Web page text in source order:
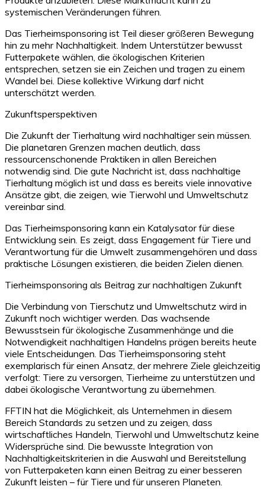
systemischen Veränderungen führen.
Das Tierheimsponsoring ist Teil dieser größeren Bewegung
hin zu mehr Nachhaltigkeit. Indem Unterstützer bewusst
Futterpakete wählen, die ökologischen Kriterien
entsprechen, setzen sie ein Zeichen und tragen zu einem
Wandel bei. Diese kollektive Wirkung darf nicht
unterschätzt werden.
Zukunftsperspektiven
Die Zukunft der Tierhaltung wird nachhaltiger sein müssen.
Die planetaren Grenzen machen deutlich, dass
ressourcenschonende Praktiken in allen Bereichen
notwendig sind. Die gute Nachricht ist, dass nachhaltige
Tierhaltung möglich ist und dass es bereits viele innovative
Ansätze gibt, die zeigen, wie Tierwohl und Umweltschutz
vereinbar sind.
Das Tierheimsponsoring kann ein Katalysator für diese
Entwicklung sein. Es zeigt, dass Engagement für Tiere und
Verantwortung für die Umwelt zusammengehören und dass
praktische Lösungen existieren, die beiden Zielen dienen.
Tierheimsponsoring als Beitrag zur nachhaltigen Zukunft
Die Verbindung von Tierschutz und Umweltschutz wird in
Zukunft noch wichtiger werden. Das wachsende
Bewusstsein für ökologische Zusammenhänge und die
Notwendigkeit nachhaltigen Handelns prägen bereits heute
viele Entscheidungen. Das Tierheimsponsoring steht
exemplarisch für einen Ansatz, der mehrere Ziele gleichzeitig
verfolgt: Tiere zu versorgen, Tierheime zu unterstützen und
dabei ökologische Verantwortung zu übernehmen.
FFTIN hat die Möglichkeit, als Unternehmen in diesem
Bereich Standards zu setzen und zu zeigen, dass
wirtschaftliches Handeln, Tierwohl und Umweltschutz keine
Widersprüche sind. Die bewusste Integration von
Nachhaltigkeitskriterien in die Auswahl und Bereitstellung
von Futterpaketen kann einen Beitrag zu einer besseren
Zukunft leisten – für Tiere und für unseren Planeten.